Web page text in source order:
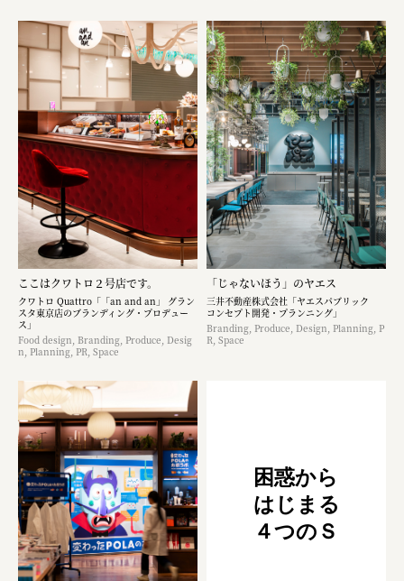
ここはクワトロ２号店です。
クワトロ Quattro「「an and an」 グラン
スタ東京店のブランディング・プロデュー
ス」
Food design, Branding, Produce, Desig
n, Planning, PR, Space
「じゃないほう」のヤエス
三井不動産株式会社「ヤエスパブリック
コンセプト開発・プランニング」
Branding, Produce, Design, Planning, P
R, Space
困惑から
はじまる
４つのＳ